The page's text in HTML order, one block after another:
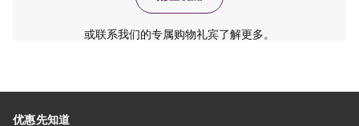
或联系我们的专属购物礼宾了解更多。
优惠先知道